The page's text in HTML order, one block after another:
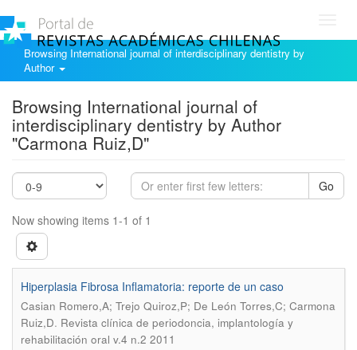
Browsing International journal of interdisciplinary dentistry by
Author
Browsing International journal of
interdisciplinary dentistry by Author
"Carmona Ruiz,D"
Go
Now showing items 1-1 of 1
Hiperplasia Fibrosa Inflamatoria: reporte de un caso
Casian Romero,A; Trejo Quiroz,P; De León Torres,C; Carmona
Ruiz,D. Revista clínica de periodoncia, implantología y
rehabilitación oral v.4 n.2 2011